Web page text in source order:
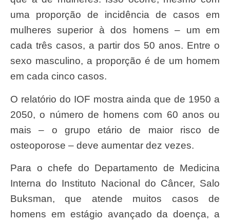
uma proporção de incidência de casos em
mulheres superior à dos homens – um em
cada três casos, a partir dos 50 anos. Entre o
sexo masculino, a proporção é de um homem
em cada cinco casos.
O relatório do IOF mostra ainda que de 1950 a
2050, o número de homens com 60 anos ou
mais – o grupo etário de maior risco de
osteoporose – deve aumentar dez vezes.
Para o chefe do Departamento de Medicina
Interna do Instituto Nacional do Câncer, Salo
Buksman, que atende muitos casos de
homens em estágio avançado da doença, a